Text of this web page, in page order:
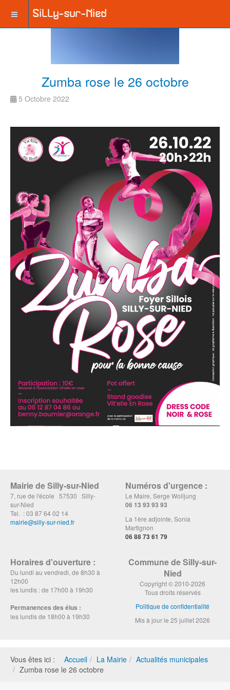
Zumba rose le 26 octobre
5 Octobre 2022
Mairie de Silly-sur-Nied
7, rue de l'école 57530 Silly-
sur-Nied
Tel. : 03 87 64 02 14
mairie@silly-sur-nied.fr
Numéros d'urgence :
Le Maire, Serge Wolljung
06 13 93 93 93
La 1ère adjointe, Sonia
Martignon
06 88 73 61 79
Horaires d'ouverture :
Du lundi au vendredi, de 8h30 à
12h00
les lundis : de 17h00 à 19h30
Permanences des élus :
les lundis de 18h00 à 19h30
Commune de Silly-sur-
Nied
Copyright © 2010-2026
Tous droits réservés
Politique de confidentialité
Mis à jour le 25 juillet 2026
Vous êtes ici : Accueil La Mairie
Actualités municipales
Zumba rose le 26 octobre